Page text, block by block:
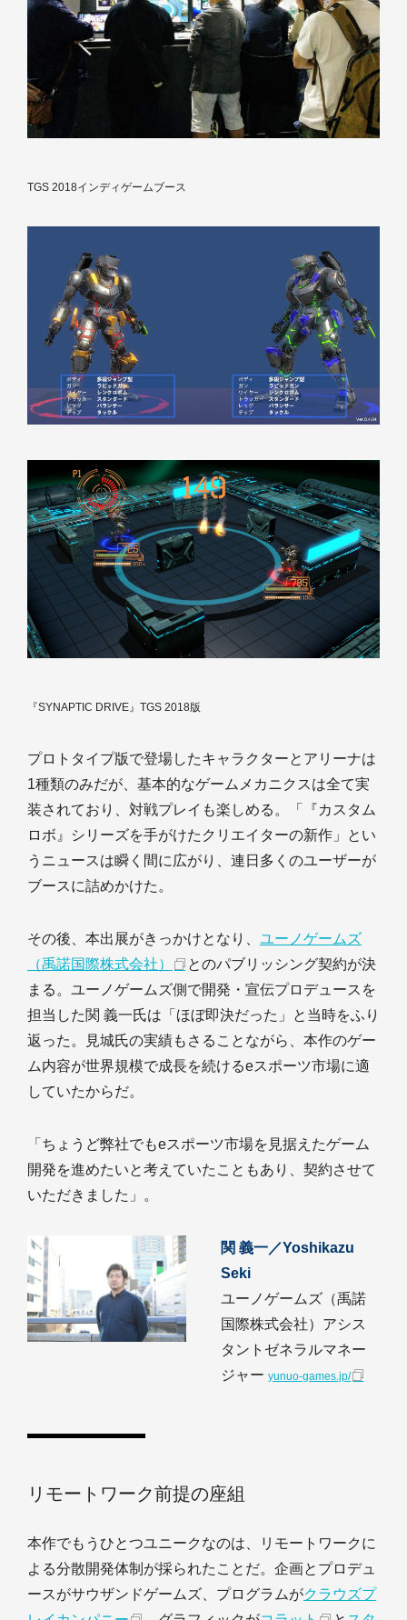
TGS 2018インディゲームブース
『SYNAPTIC DRIVE』TGS 2018版
プロトタイプ版で登場したキャラクターとアリーナは
1種類のみだが、基本的なゲームメカニクスは全て実
装されており、対戦プレイも楽しめる。「『カスタム
ロボ』シリーズを手がけたクリエイターの新作」とい
うニュースは瞬く間に広がり、連日多くのユーザーが
ブースに詰めかけた。
その後、本出展がきっかけとなり、 ユーノゲームズ
（禹諾国際株式会社）
とのパブリッシング契約が決
まる。ユーノゲームズ側で開発・宣伝プロデュースを
担当した関 義一氏は「ほぼ即決だった」と当時をふり
返った。見城氏の実績もさることながら、本作のゲー
ム内容が世界規模で成長を続けるeスポーツ市場に適
していたからだ。
「ちょうど弊社でもeスポーツ市場を見据えたゲーム
開発を進めたいと考えていたこともあり、契約させて
いただきました」。
関 義一／Yoshikazu
Seki
ユーノゲームズ（禹諾
国際株式会社）アシス
タントゼネラルマネー
ジャーyunuo-games.jp/
リモートワーク前提の座組
本作でもうひとつユニークなのは、リモートワークに
よる分散開発体制が採られたことだ。企画とプロデュ
ースがサウザンドゲームズ、プログラムがクラウズプ